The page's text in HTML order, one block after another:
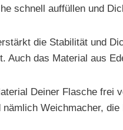
schnell auffüllen und
die Stabilität und
Auch das Material aus
Deiner Flasche frei
Weichmacher,